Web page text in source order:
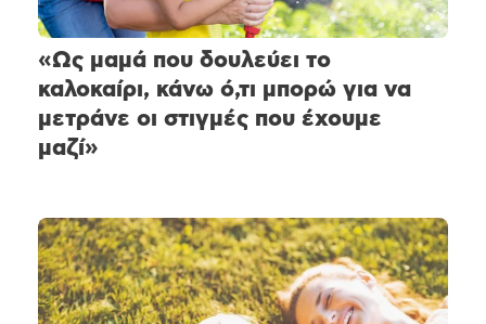
«Ως μαμά που δουλεύει το
καλοκαίρι, κάνω ό,τι μπορώ για να
μετράνε οι στιγμές που έχουμε
μαζί»